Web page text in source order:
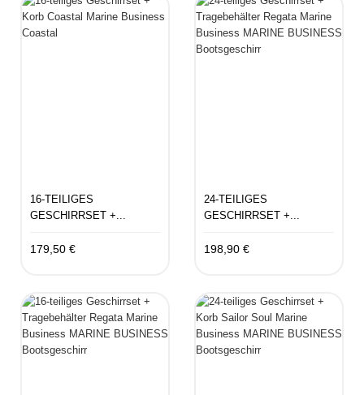
16-TEILIGES
GESCHIRRSET +...
179,50 €
24-TEILIGES
GESCHIRRSET +...
198,90 €